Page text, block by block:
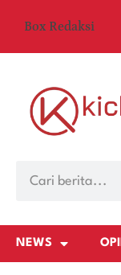
Box Redaksi
NEWS